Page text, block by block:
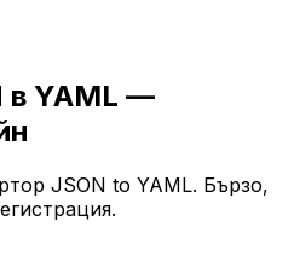
в YAML —
JSON to YAML. Бързо,